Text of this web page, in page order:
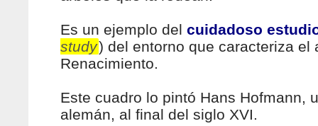
Es un ejemplo del cuidadoso
study) del entorno que caracteriza el
Renacimiento.
Este cuadro lo pintó Hans Hofmann,
alemán, al final del siglo XVI.